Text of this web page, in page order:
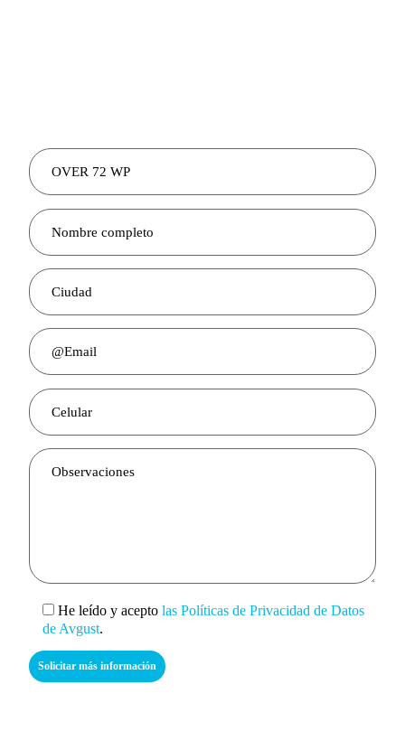
He leído y aceptolas Políticas de Privacidad de Datos
de Avgust.